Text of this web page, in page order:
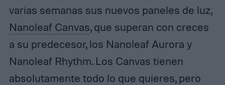
varias semanas sus nuevos paneles de luz,
Nanoleaf Canvas, que superan con creces
a su predecesor, los Nanoleaf Aurora y
Nanoleaf Rhythm. Los Canvas tienen
absolutamente todo lo que quieres, pero